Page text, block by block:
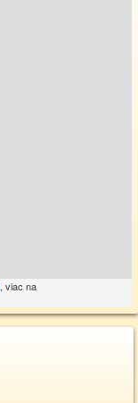
, viac na